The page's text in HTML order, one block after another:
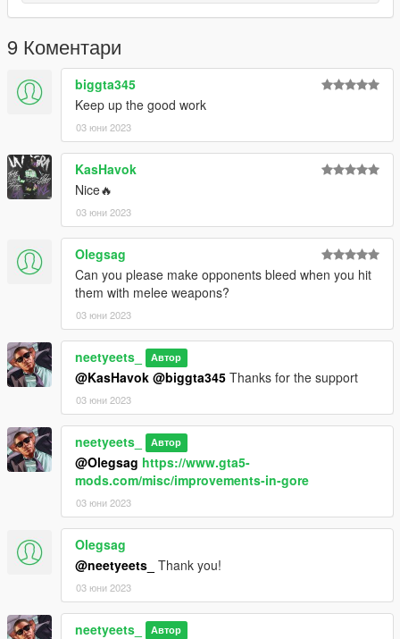
9 Коментари
biggta345
Keep up the good work
03 юни 2023
KasHavok
Nice🔥
03 юни 2023
Olegsag
Can you please make opponents bleed when you hit
them with melee weapons?
03 юни 2023
neetyeets_ Автор
@KasHavok @biggta345 Thanks for the support
03 юни 2023
neetyeets_ Автор
@Olegsag https://www.gta5-
mods.com/misc/improvements-in-gore
03 юни 2023
Olegsag
@neetyeets_ Thank you!
03 юни 2023
neetyeets_ Автор